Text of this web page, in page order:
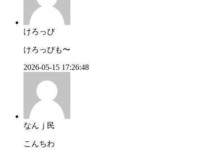
けろっぴ
けろっぴも〜
2026-05-15 17:26:48
なんｊ民
こんちわ